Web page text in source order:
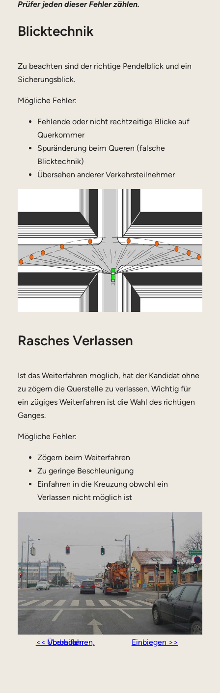
Prüfer jeden dieser Fehler zählen.
Blicktechnik
Zu beachten sind der richtige Pendelblick und ein
Sicherungsblick.
Mögliche Fehler:
Fehlende oder nicht rechtzeitige Blicke auf
Querkommer
Spuränderung beim Queren (falsche
Blicktechnik)
Übersehen anderer Verkehrsteilnehmer
Rasches Verlassen
Ist das Weiterfahren möglich, hat der Kandidat ohne
zu zögern die Querstelle zu verlassen. Wichtig für
ein zügiges Weiterfahren ist die Wahl des richtigen
Ganges.
Mögliche Fehler:
Zögern beim Weiterfahren
Zu geringe Beschleunigung
Einfahren in die Kreuzung obwohl ein
Verlassen nicht möglich ist
<< Vorbeifahren, Überholen Einbiegen >>